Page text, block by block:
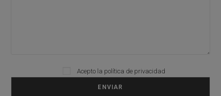
Please leave this field empty.
Acepto la política de privacidad